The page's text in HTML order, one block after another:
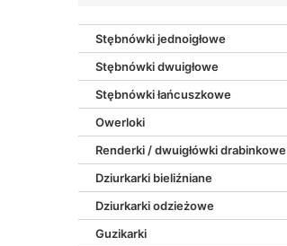
SHUNFA(8)
SIRUBA(2)
STROBEL(4)
TYPICAL(37)
ULTIMA(16)
Stębnówki jednoigłowe
Stębnówki dwuigłowe
Stębnówki łańcuszkowe
Owerloki
Renderki / dwuigłówki drabinkowe
Dziurkarki bieliźniane
Dziurkarki odzieżowe
Guzikarki